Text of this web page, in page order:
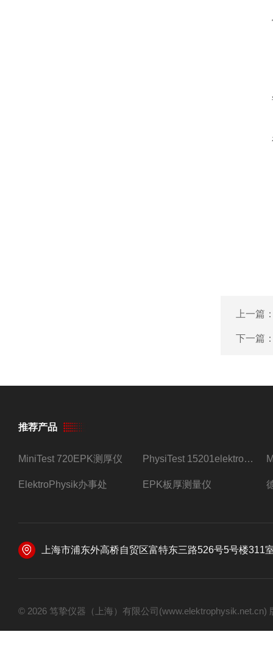
上一篇
下一篇
推荐产品
MiniTest 720EPK测厚仪 PhysiTest 15201elektrophysik测厚仪
ElektroPhysik办事处 EPK板厚测量仪
上海市浦东外高桥自贸区富特东三路526号5号楼311
© 2026 笃挚仪器（上海）有限公司